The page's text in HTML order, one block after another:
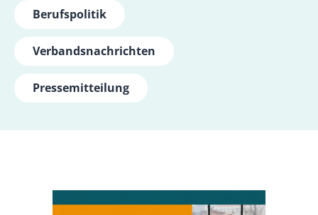
Berufspolitik
Verbandsnachrichten
Pressemitteilung